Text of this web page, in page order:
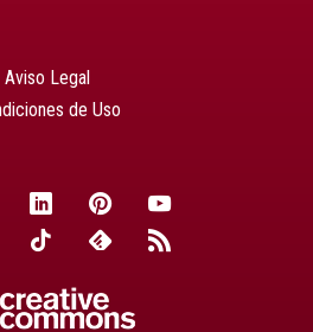
Aviso Legal
de Uso